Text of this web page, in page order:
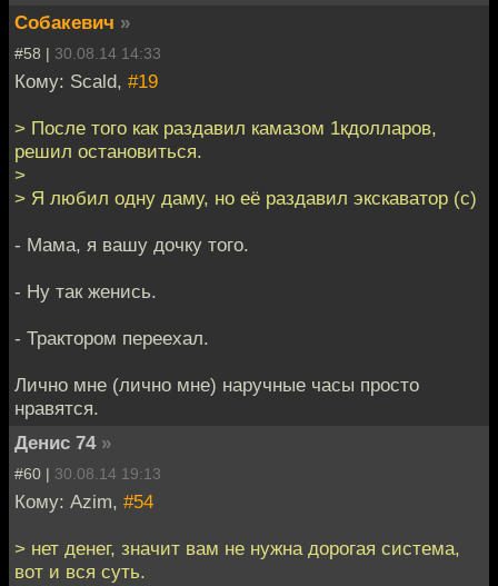
Собакевич »
#58 | 30.08.14 14:33
Кому: Scald, #19
> После того как раздавил камазом 1кдолларов,
решил остановиться.
>
> Я любил одну даму, но её раздавил экскаватор (с)
- Мама, я вашу дочку того.
- Ну так женись.
- Трактором переехал.
Лично мне (лично мне) наручные часы просто
нравятся.
Денис 74 »
#60 | 30.08.14 19:13
Кому: Azim, #54
> нет денег, значит вам не нужна дорогая система,
вот и вся суть.